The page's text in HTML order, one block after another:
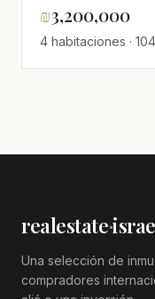
₪3,200,000
4 habitaciones ·
realestate·
Una selección de
compradores